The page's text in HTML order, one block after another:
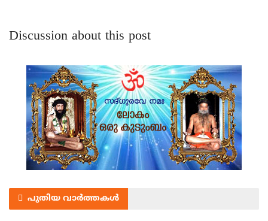
Discussion about this post
പുതിയ വാർത്തകൾ